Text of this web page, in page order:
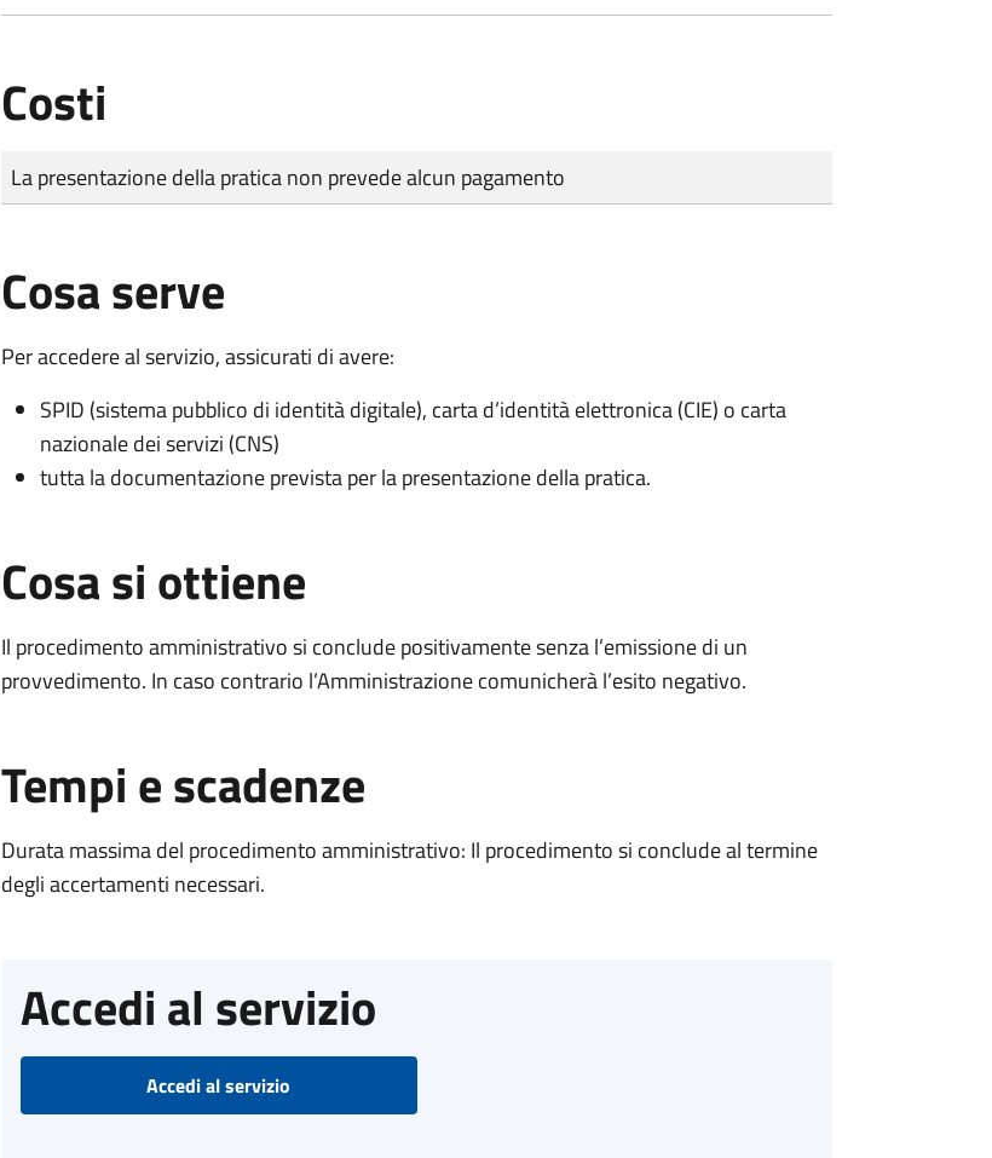
Costi
Tipo di pagamento
Importo
La presentazione della pratica non prevede alcun pagamento
Cosa serve
Per accedere al servizio, assicurati di avere:
SPID (sistema pubblico di identità digitale), carta d’identità elettronica (CIE) o carta
nazionale dei servizi (CNS)
tutta la documentazione prevista per la presentazione della pratica.
Cosa si ottiene
Il procedimento amministrativo si conclude positivamente senza l’emissione di un
provvedimento. In caso contrario l’Amministrazione comunicherà l’esito negativo.
Tempi e scadenze
Durata massima del procedimento amministrativo: Il procedimento si conclude al termine
degli accertamenti necessari.
Accedi al servizio
Accedi al servizio